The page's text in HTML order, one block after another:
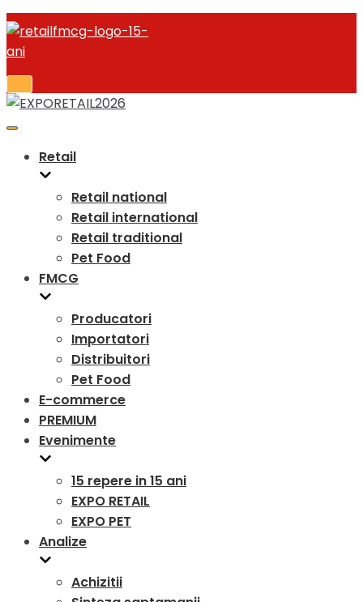
Toggle
Navigation
Toggle
Retail
Retail national
Retail international
Retail traditional
Pet Food
FMCG
Producatori
Importatori
Distribuitori
Pet Food
E-commerce
PREMIUM
Evenimente
15 repere in 15 ani
EXPO RETAIL
EXPO PET
Analize
Achizitii